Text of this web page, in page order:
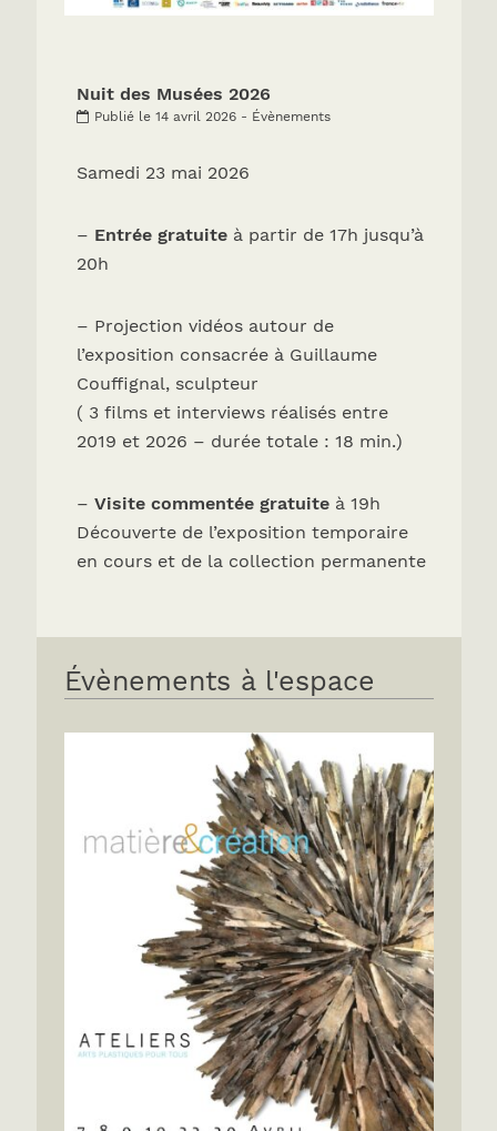
Nuit des Musées 2026
Publié le 14 avril 2026 - Évènements
Samedi 23 mai 2026
– Entrée gratuiteà partir de 17h jusqu’à
20h
– Projection vidéos autour de
l’exposition consacrée à Guillaume
Couffignal, sculpteur
( 3 films et interviews réalisés entre
2019 et 2026 – durée totale : 18 min.)
– Visite commentée gratuite à 19h
Découverte de l’exposition temporaire
en cours et de la collection permanente
Évènements à l'espace